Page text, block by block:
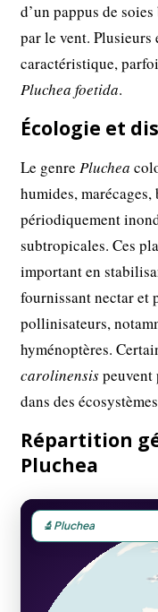
d’un pappus de
par le vent. Plusieurs
caractéristique,
Pluchea foetida.
Écologie et
Le genrePluchea
humides,
périodiquement
subtropicales. Ces
important en
fournissant nectar et
pollinisateurs,
hyménoptères.
carolinensispeuvent
dans des
Répartition
Pluchea